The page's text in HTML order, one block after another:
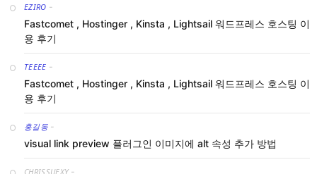
EZIRO -
Fastcomet , Hostinger , Kinsta , Lightsail 워드프레스 호스팅 이
용 후기
TEEEE -
Fastcomet , Hostinger , Kinsta , Lightsail 워드프레스 호스팅 이
용 후기
홍길동 -
visual link preview 플러그인 이미지에 alt 속성 추가 방법
CHRISSUEXY -